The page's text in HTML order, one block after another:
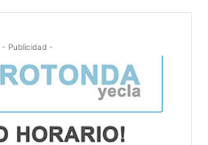
- Publicidad -